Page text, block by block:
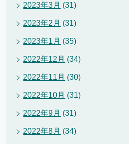
2023年3月 (31)
2023年2月 (31)
2023年1月 (35)
2022年12月 (34)
2022年11月 (30)
2022年10月 (31)
2022年9月 (31)
2022年8月 (34)